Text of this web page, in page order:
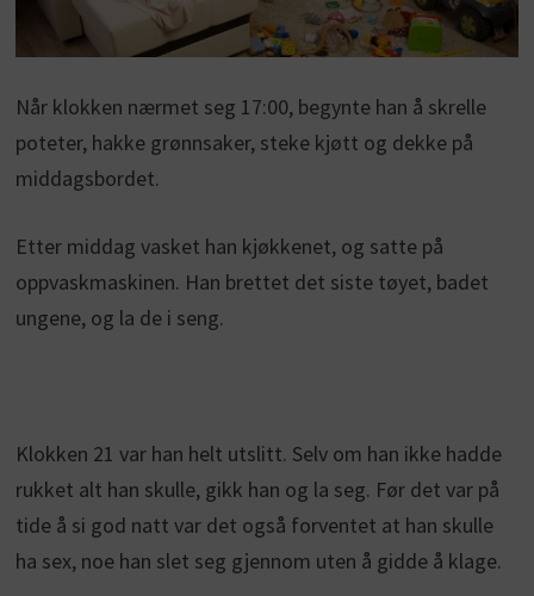
Når klokken nærmet seg 17:00, begynte han å skrelle
poteter, hakke grønnsaker, steke kjøtt og dekke på
middagsbordet.
Etter middag vasket han kjøkkenet, og satte på
oppvaskmaskinen. Han brettet det siste tøyet, badet
ungene, og la de i seng.
Klokken 21 var han helt utslitt. Selv om han ikke hadde
rukket alt han skulle, gikk han og la seg. Før det var på
tide å si god natt var det også forventet at han skulle
ha sex, noe han slet seg gjennom uten å gidde å klage.